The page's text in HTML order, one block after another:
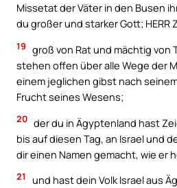
Missetat der Väter in den Busen
du großer und starker Gott; HERR
19 groß von Rat und mächtig von
stehen offen über alle Wege der
einem jeglichen gibst nach
Frucht seines Wesens;
20 der du in Ägyptenland hast
bis auf diesen Tag, an Israel und
dir einen Namen gemacht, wie er
21
und hast dein Volk Israel aus